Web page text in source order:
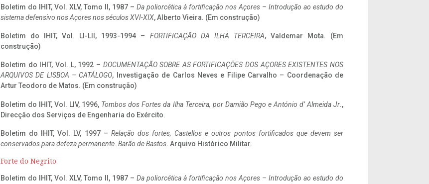
Boletim do IHIT, Vol. XLV, Tomo II, 1987 – Da poliorcética à fortificação nos Açores – Introdução ao estudo do
sistema defensivo nos Açores nos séculos XVI-XIX, Alberto Vieira. (Em construção)
Boletim do IHIT, Vol. LI-LII, 1993-1994 – FORTIFICAÇÃO DA ILHA TERCEIRA, Valdemar Mota. (Em
construção)
Boletim do IHIT, Vol. L, 1992 – DOCUMENTAÇÃO SOBRE AS FORTIFICAÇÕES DOS AÇORES EXISTENTES NOS
ARQUIVOS DE LISBOA – CATÁLOGO, Investigação de Carlos Neves e Filipe Carvalho – Coordenação de
Artur Teodoro de Matos. (Em construção)
Boletim do IHIT, Vol. LIV, 1996, Tombos dos Fortes da Ilha Terceira, por Damião Pego e António d’ Almeida Jr.,
Direcção dos Serviços de Engenharia do Exército.
Boletim do IHIT, Vol. LV, 1997 – Relação dos fortes, Castellos e outros pontos fortificados que devem ser
conservados para defeza permanente. Barão de Bastos. Arquivo Histórico Militar.
Forte do Negrito
Boletim do IHIT, Vol. XLV, Tomo II, 1987 – Da poliorcética à fortificação nos Açores – Introdução ao estudo do